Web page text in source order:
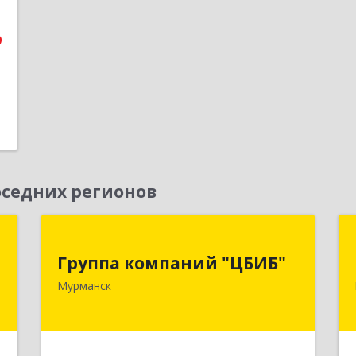
регионов
Группа компаний "ЦБИБ"
Мурманск
183010, Мурманская обл, Мурманск г,
Подробнее